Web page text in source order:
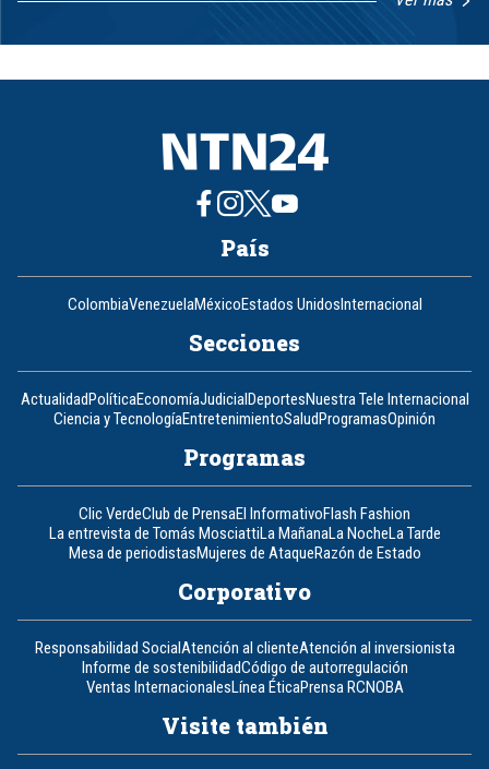
1
8
País
ColombiaVenezuelaMéxicoEstados UnidosInternacional
Secciones
ActualidadPolíticaEconomíaJudicialDeportesNuestra Tele Internacional
Ciencia y TecnologíaEntretenimientoSaludProgramasOpinión
Programas
Clic VerdeClub de PrensaEl InformativoFlash Fashion
La entrevista de Tomás MosciattiLa MañanaLa NocheLa Tarde
Mesa de periodistasMujeres de AtaqueRazón de Estado
Corporativo
Responsabilidad SocialAtención al clienteAtención al inversionista
Informe de sostenibilidadCódigo de autorregulación
Ventas InternacionalesLínea ÉticaPrensa RCNOBA
Visite también